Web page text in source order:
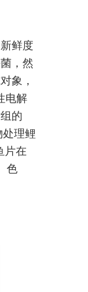
鲜度
，然
象，
电解
的
理鲤
片在
色